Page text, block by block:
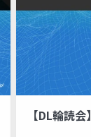
【DL輪読